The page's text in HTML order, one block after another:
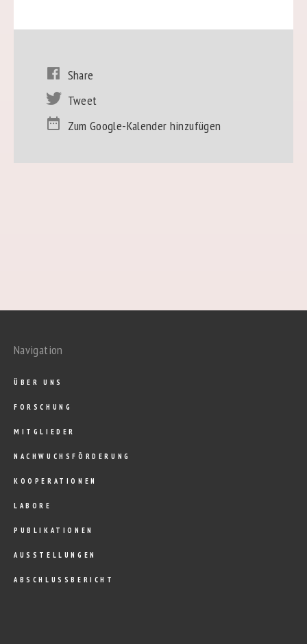
Share
Tweet
Zum Google-Kalender hinzufügen
Navigation
ÜBER UNS
FORSCHUNG
MITGLIEDER
NACHWUCHSFÖRDERUNG
KOOPERATIONEN
LABORE
PUBLIKATIONEN
AUSSTELLUNGEN
ABSCHLUSSBERICHT